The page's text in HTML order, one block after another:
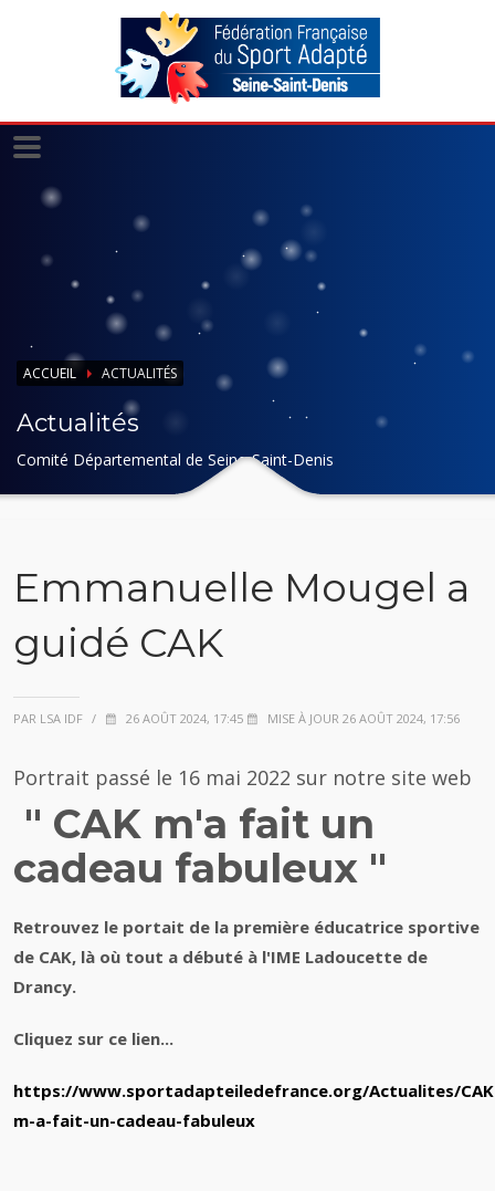
ACCUEIL ACTUALITÉS
Actualités
Comité Départemental de Seine-Saint-Denis
Emmanuelle Mougel a
guidé CAK
PAR LSA IDF / 26 AOÛT 2024, 17:45 MISE À JOUR 26 AOÛT 2024, 17:56
Portrait passé le 16 mai 2022 sur notre site web
" CAK m'a fait un
cadeau fabuleux "
Retrouvez le portait de la première éducatrice sportive
de CAK, là où tout a débuté à l'IME Ladoucette de
Drancy.
Cliquez sur ce lien...
https://www.sportadapteiledefrance.org/Actualites/
m-a-fait-un-cadeau-fabuleux
Panneau de gestion des cookies